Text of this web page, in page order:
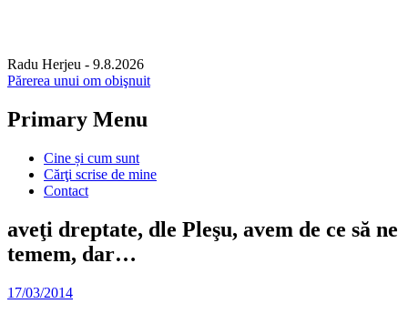
Radu Herjeu - 9.8.2026
Părerea unui om obişnuit
Primary Menu
Skip
content
Cine și cum sunt
Cărţi scrise de mine
Contact
aveţi dreptate, dle Pleşu, avem de ce să ne
temem, dar…
17/03/2014